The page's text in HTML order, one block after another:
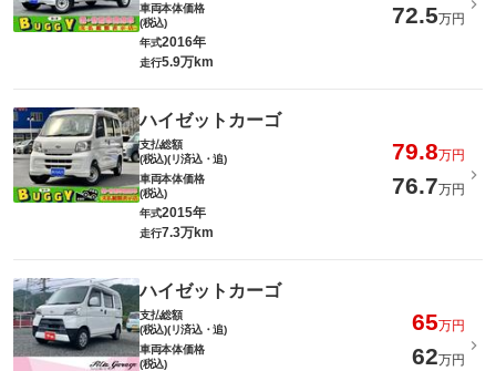
車両本体価格
(税込)
72.5万円
年式2016年
走行5.9万km
ハイゼットカーゴ
支払総額
(税込)(リ済込・追)
79.8万円
車両本体価格
(税込)
76.7万円
年式2015年
走行7.3万km
ハイゼットカーゴ
支払総額
(税込)(リ済込・追)
65万円
車両本体価格
(税込)
62万円